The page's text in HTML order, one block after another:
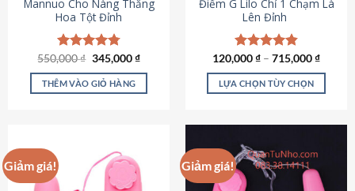
Mannuo Cho Nàng Thăng
Hoa Tột Đỉnh
Được xếp
hạng4.81
5 sao
550,000₫ Giá
là:
550,000 ₫.
345,000₫Giá
tại
THÊM VÀO GIỎ HÀNG
Điểm G Lilo Chỉ 1 Chạm Là
Lên Đỉnh
Được xếp
hạng4.85
5 sao
120,000₫ – 715,000₫
LỰA CHỌN TÙY CHỌN
có
nhiều
biến
Giảm giá! Giảm giá!